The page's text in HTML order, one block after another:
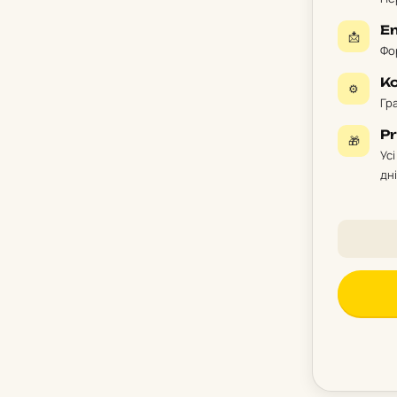
📩
⚙️
🎁